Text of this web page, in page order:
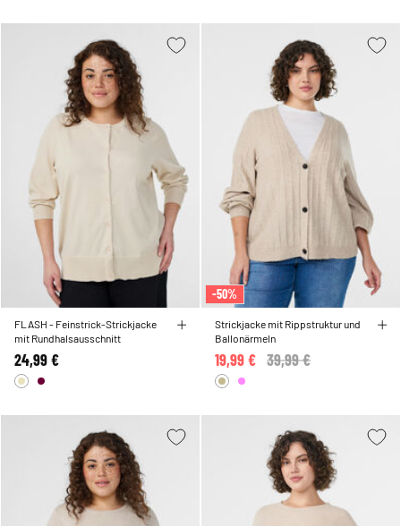
FLASH - Feinstrick-Strickjacke
mit Rundhalsausschnitt
24,99 €
-50%
Strickjacke mit Rippstruktur und
Ballonärmeln
Price reduced from
39,99 €
19,99 €